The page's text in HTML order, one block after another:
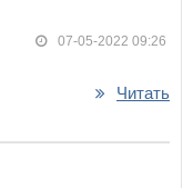
07-05-2022 09:26
Читать